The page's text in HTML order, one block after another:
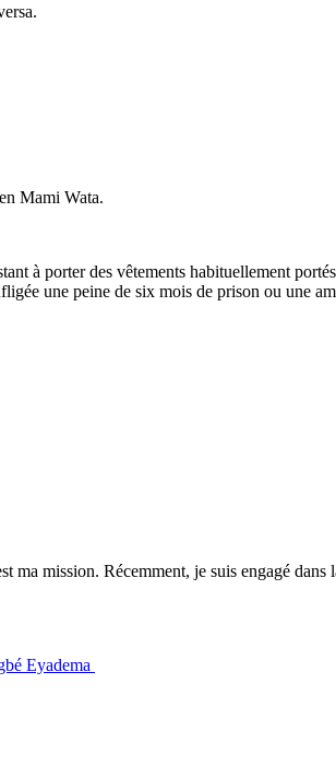
Mami Wata.
à porter des vêtements habituellement
une peine de six mois de prison ou une
mission. Récemment, je suis engagé
Eyadema